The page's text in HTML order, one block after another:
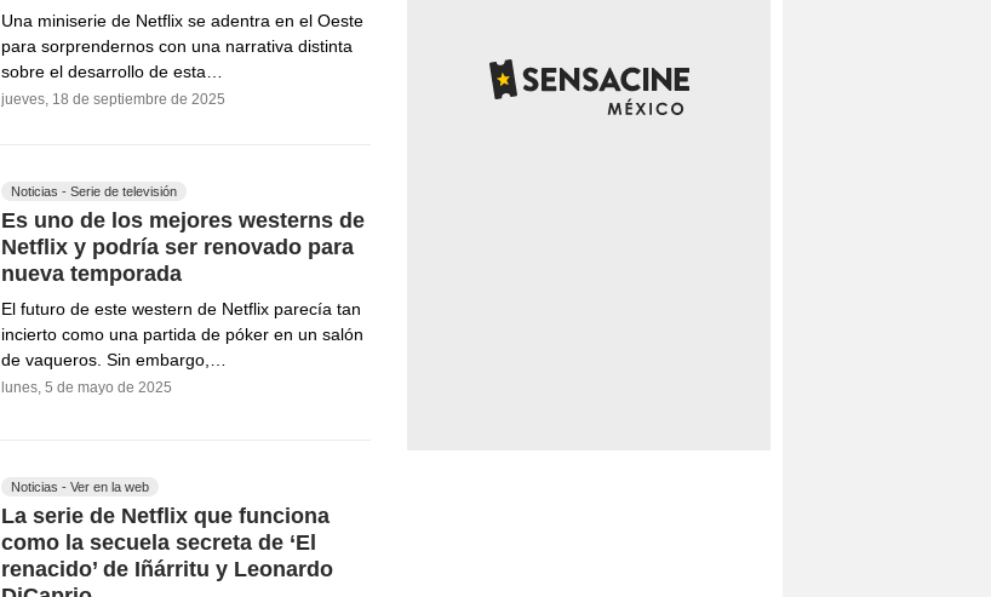
Una miniserie de Netflix se adentra en el Oeste
para sorprendernos con una narrativa distinta
sobre el desarrollo de esta…
jueves, 18 de septiembre de 2025
Noticias - Serie de televisión
Es uno de los mejores westerns de
Netflix y podría ser renovado para
nueva temporada
El futuro de este western de Netflix parecía tan
incierto como una partida de póker en un salón
de vaqueros. Sin embargo,…
lunes, 5 de mayo de 2025
Noticias - Ver en la web
La serie de Netflix que funciona
como la secuela secreta de ‘El
renacido’ de Iñárritu y Leonardo